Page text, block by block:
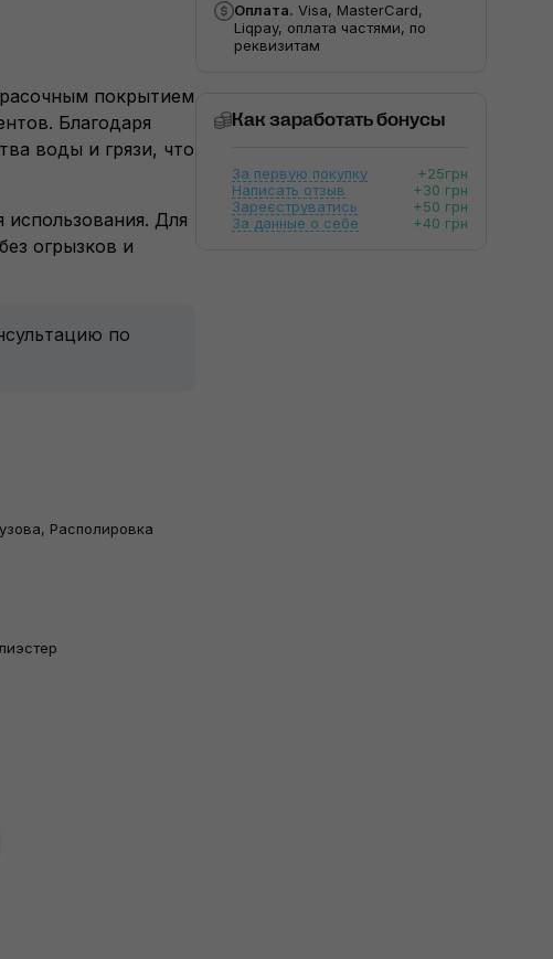
покрытием
Благодаря
воды и грязи, что
Для
огрызков и
по
Располировка
Оплата. Visa, MasterCard,
Liqpay, оплата частями, по
реквизитам
Как заработать бонусы
За первую покупку
+25грн
Написать отзыв
+30 грн
Зареєструватись
+50 грн
За данные о себе
+40 грн